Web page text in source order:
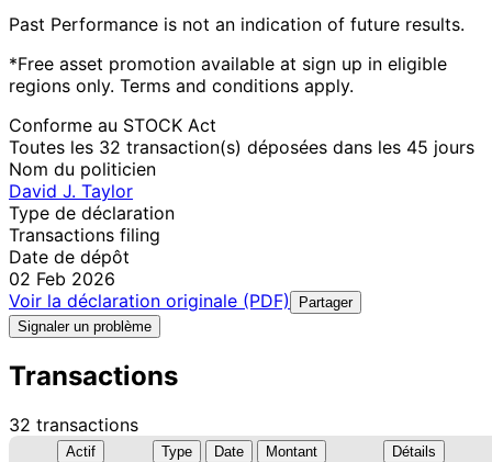
Past Performance is not an indication of future results.
*Free asset promotion available at sign up in eligible
regions only. Terms and conditions apply.
Conforme au STOCK Act
Toutes les 32 transaction(s) déposées dans les 45 jours
Nom du politicien
David J. Taylor
Type de déclaration
Transactions filing
Date de dépôt
02 Feb 2026
Voir la déclaration originale (PDF)
Partager
Signaler un problème
Transactions
32 transactions
Actif Type Date Montant Détails